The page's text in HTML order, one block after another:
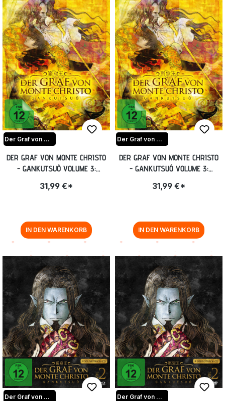
Der Graf von Monte Christo-Gankutsuou
DER GRAF VON MONTE CHRISTO
- GANKUTSUÔ VOLUME 3:
SAMMELSCHUBER [BLU-RAY]
31,99 €*
IN DEN WARENKORB
Der Graf von Monte Christo-Gankutsuou
DER GRAF VON MONTE CHRISTO
- GANKUTSUÔ VOLUME 3:
SAMMELSCHUBER [DVD]
31,99 €*
IN DEN WARENKORB
Der Graf von Monte Christo-Gankutsuou Der Graf von Monte Christo-Gankutsuou